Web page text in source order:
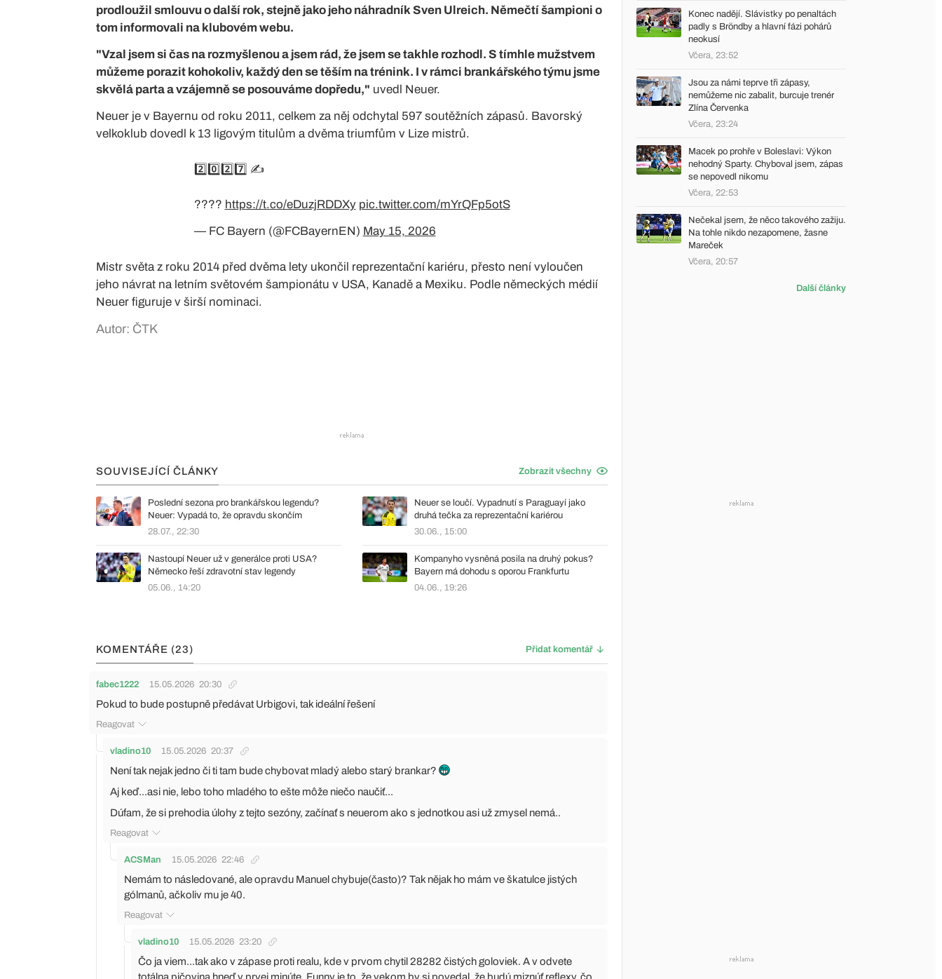
prodloužil smlouvu o další rok, stejně jako jeho náhradník Sven Ulreich. Němečtí šampioni o
tom informovali na klubovém webu.
"Vzal jsem si čas na rozmyšlenou a jsem rád, že jsem se takhle rozhodl. S tímhle mužstvem
můžeme porazit kohokoliv, každý den se těším na trénink. I v rámci brankářského týmu jsme
skvělá parta a vzájemně se posouváme dopředu," uvedl Neuer.
Neuer je v Bayernu od roku 2011, celkem za něj odchytal 597 soutěžních zápasů. Bavorský
velkoklub dovedl k 13 ligovým titulům a dvěma triumfům v Lize mistrů.
2️⃣0️⃣2️⃣7️⃣ ✍️
???? https://t.co/eDuzjRDDXy pic.twitter.com/mYrQFp5otS
— FC Bayern (@FCBayernEN) May 15, 2026
Mistr světa z roku 2014 před dvěma lety ukončil reprezentační kariéru, přesto není vyloučen
jeho návrat na letním světovém šampionátu v USA, Kanadě a Mexiku. Podle německých médií
Neuer figuruje v širší nominaci.
Autor: ČTK
SOUVISEJÍCÍ ČLÁNKY Zobrazit všechny
Poslední sezona pro brankářskou legendu?
Neuer: Vypadá to, že opravdu skončím
28.07., 22:30
Neuer se loučí. Vypadnutí s Paraguayí jako
druhá tečka za reprezentační kariérou
30.06., 15:00
Nastoupí Neuer už v generálce proti USA?
Německo řeší zdravotní stav legendy
05.06., 14:20
Kompanyho vysněná posila na druhý pokus?
Bayern má dohodu s oporou Frankfurtu
04.06., 19:26
KOMENTÁŘE (23) Přidat komentář
fabec1222 15.05.2026 20:30
Pokud to bude postupně předávat Urbigovi, tak ideální řešení
Reagovat
vladino10 15.05.2026 20:37
Není tak nejak jedno či ti tam bude chybovat mladý alebo starý brankar?
Aj keď...asi nie, lebo toho mladého to ešte môže niečo naučiť...
Dúfam, že si prehodia úlohy z tejto sezóny, začínať s neuerom ako s jednotkou asi už zmysel nemá..
Reagovat
ACSMan 15.05.2026 22:46
Nemám to následované, ale opravdu Manuel chybuje(často)? Tak nějak ho mám ve škatulce jistých
gólmanů, ačkoliv mu je 40.
Reagovat
vladino10 15.05.2026 23:20
Čo ja viem...tak ako v zápase proti realu, kde v prvom chytil 28282 čistých goloviek. A v odvete
Konec nadějí. Slávistky po penaltách
padly s Bröndby a hlavní fázi pohárů
neokusí
Včera, 23:52
Jsou za námi teprve tři zápasy,
nemůžeme nic zabalit, burcuje trenér
Zlína Červenka
Včera, 23:24
Macek po prohře v Boleslavi: Výkon
nehodný Sparty. Chyboval jsem, zápas
se nepovedl nikomu
Včera, 22:53
Nečekal jsem, že něco takového zažiju.
Na tohle nikdo nezapomene, žasne
Mareček
Včera, 20:57
Další články